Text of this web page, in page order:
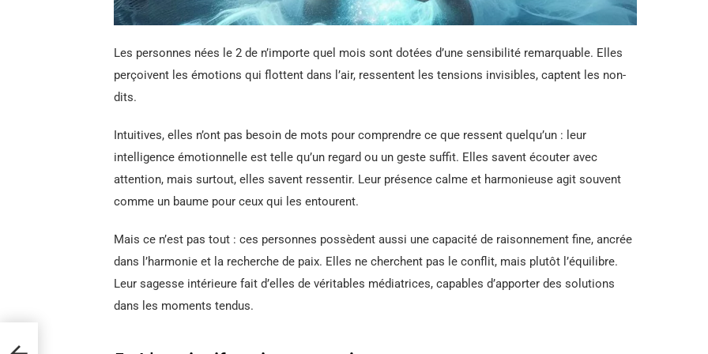
Les personnes nées le 2 de n’importe quel mois sont dotées d’une sensibilité remarquable. Elles
perçoivent les émotions qui flottent dans l’air, ressentent les tensions invisibles, captent les non-
dits.
Intuitives, elles n’ont pas besoin de mots pour comprendre ce que ressent quelqu’un : leur
intelligence émotionnelle est telle qu’un regard ou un geste suffit. Elles savent écouter avec
attention, mais surtout, elles savent ressentir. Leur présence calme et harmonieuse agit souvent
comme un baume pour ceux qui les entourent.
Mais ce n’est pas tout : ces personnes possèdent aussi une capacité de raisonnement fine, ancrée
dans l’harmonie et la recherche de paix. Elles ne cherchent pas le conflit, mais plutôt l’équilibre.
Leur sagesse intérieure fait d’elles de véritables médiatrices, capables d’apporter des solutions
dans les moments tendus.